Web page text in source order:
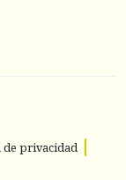
de privacidad